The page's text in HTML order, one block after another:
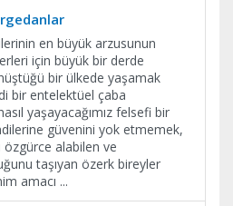
en büyük arzusunun
için büyük bir derde
bir ülkede yaşamak
bir entelektüel çaba
yaşayacağımız felsefi bir
güvenini yok etmemek,
özgürce alabilen ve
taşıyan özerk bireyler
amacı ...